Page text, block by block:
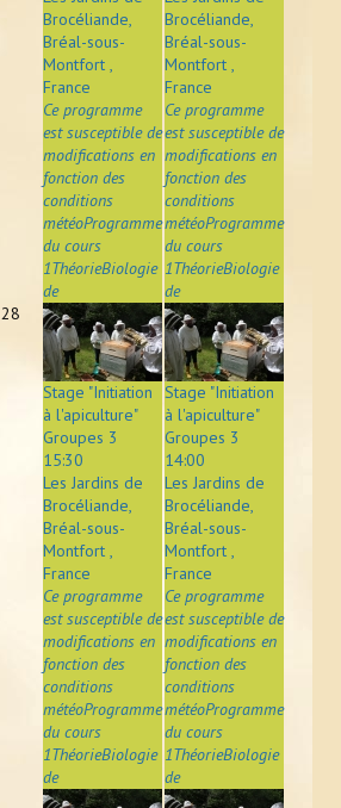
28
Brocéliande,
Bréal-sous-
Montfort ,
France
Ce programme
est susceptible de
modifications en
fonction des
conditions
météoProgramme
du cours
1ThéorieBiologie
de
Stage "Initiation
à l'apiculture"
Groupes 3
15:30
Les Jardins de
Brocéliande,
Bréal-sous-
Montfort ,
France
Ce programme
est susceptible de
modifications en
fonction des
conditions
météoProgramme
du cours
1ThéorieBiologie
de
Brocéliande,
Bréal-sous-
Montfort ,
France
Ce programme
est susceptible de
modifications en
fonction des
conditions
météoProgramme
du cours
1ThéorieBiologie
de
Stage "Initiation
à l'apiculture"
Groupes 3
14:00
Les Jardins de
Brocéliande,
Bréal-sous-
Montfort ,
France
Ce programme
est susceptible de
modifications en
fonction des
conditions
météoProgramme
du cours
1ThéorieBiologie
de